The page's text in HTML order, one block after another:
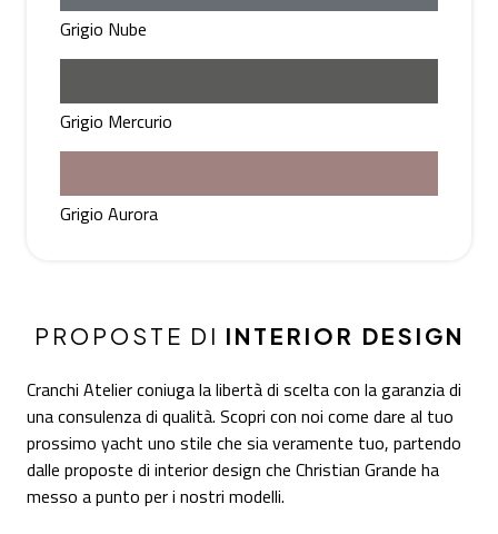
Grigio Nube
Grigio Mercurio
Grigio Aurora
PROPOSTE DI INTERIOR DESIGN
Cranchi Atelier coniuga la libertà di scelta con la garanzia di
una consulenza di qualità. Scopri con noi come dare al tuo
prossimo yacht uno stile che sia veramente tuo, partendo
dalle proposte di interior design che Christian Grande ha
messo a punto per i nostri modelli.